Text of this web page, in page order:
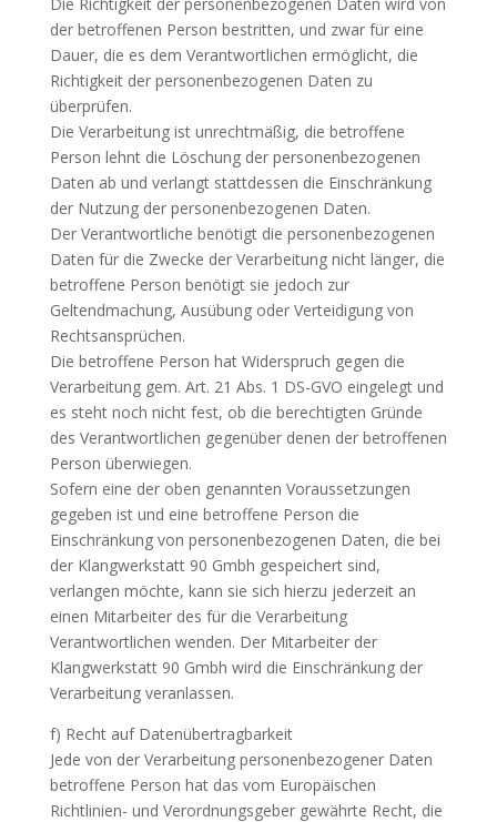
der betroffenen Person bestritten, und zwar für eine
Dauer, die es dem Verantwortlichen ermöglicht, die
Richtigkeit der personenbezogenen Daten zu
überprüfen.
Die Verarbeitung ist unrechtmäßig, die betroffene
Person lehnt die Löschung der personenbezogenen
Daten ab und verlangt stattdessen die Einschränkung
der Nutzung der personenbezogenen Daten.
Der Verantwortliche benötigt die personenbezogenen
Daten für die Zwecke der Verarbeitung nicht länger, die
betroffene Person benötigt sie jedoch zur
Geltendmachung, Ausübung oder Verteidigung von
Rechtsansprüchen.
Die betroffene Person hat Widerspruch gegen die
Verarbeitung gem. Art. 21 Abs. 1 DS-GVO eingelegt und
es steht noch nicht fest, ob die berechtigten Gründe
des Verantwortlichen gegenüber denen der betroffenen
Person überwiegen.
Sofern eine der oben genannten Voraussetzungen
gegeben ist und eine betroffene Person die
Einschränkung von personenbezogenen Daten, die bei
der Klangwerkstatt 90 Gmbh gespeichert sind,
verlangen möchte, kann sie sich hierzu jederzeit an
einen Mitarbeiter des für die Verarbeitung
Verantwortlichen wenden. Der Mitarbeiter der
Klangwerkstatt 90 Gmbh wird die Einschränkung der
Verarbeitung veranlassen.
f) Recht auf Datenübertragbarkeit
Jede von der Verarbeitung personenbezogener Daten
betroffene Person hat das vom Europäischen
Richtlinien- und Verordnungsgeber gewährte Recht, die